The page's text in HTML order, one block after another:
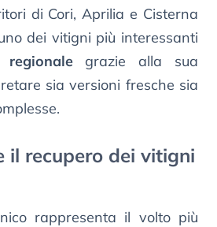
di Cori, Aprilia e Cisterna
dei vitigni più interessanti
grazie alla sua
sia versioni fresche sia
il recupero dei vitigni
rappresenta il volto più